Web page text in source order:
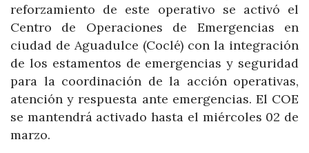
reforzamiento de este operativo se activó el
Centro de Operaciones de Emergencias en
ciudad de Aguadulce (Coclé) con la integración
de los estamentos de emergencias y seguridad
para la coordinación de la acción operativas,
atención y respuesta ante emergencias. El COE
se mantendrá activado hasta el miércoles 02 de
marzo.